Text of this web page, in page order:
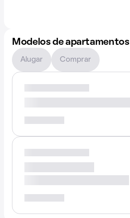
Modelos de apartamentos
Alugar Comprar